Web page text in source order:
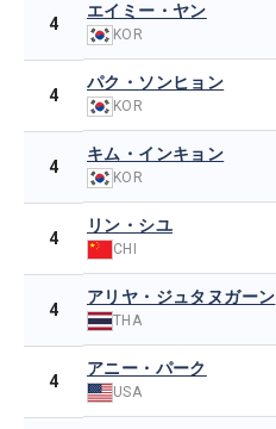
4
エイミー・ヤン
KOR
4
パク・ソンヒョン
KOR
4
キム・インキョン
KOR
4
リン・シユ
CHI
4
アリヤ・ジュタヌガーン
THA
4
アニー・パーク
USA